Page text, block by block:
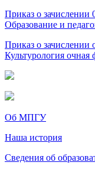
Приказ о зачислении
Образование и
Приказ о зачислении
Культурология очная
Об МПГУ
Наша история
Сведения об